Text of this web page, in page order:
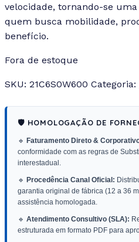
velocidade, tornando-se
quem busca mobilidade,
benefício.
Fora de estoque
SKU: 21C6S0W600 Categoria:
🛡️ HOMOLOGAÇÃO DE
🔹 Faturamento Direto &
conformidade com as regras de
interestadual.
🔹 Procedência Canal Oficial:
garantia original de fábrica (12 a 36
assistência homologada.
🔹 Atendimento Consultivo (SLA):
estruturada em formato PDF para